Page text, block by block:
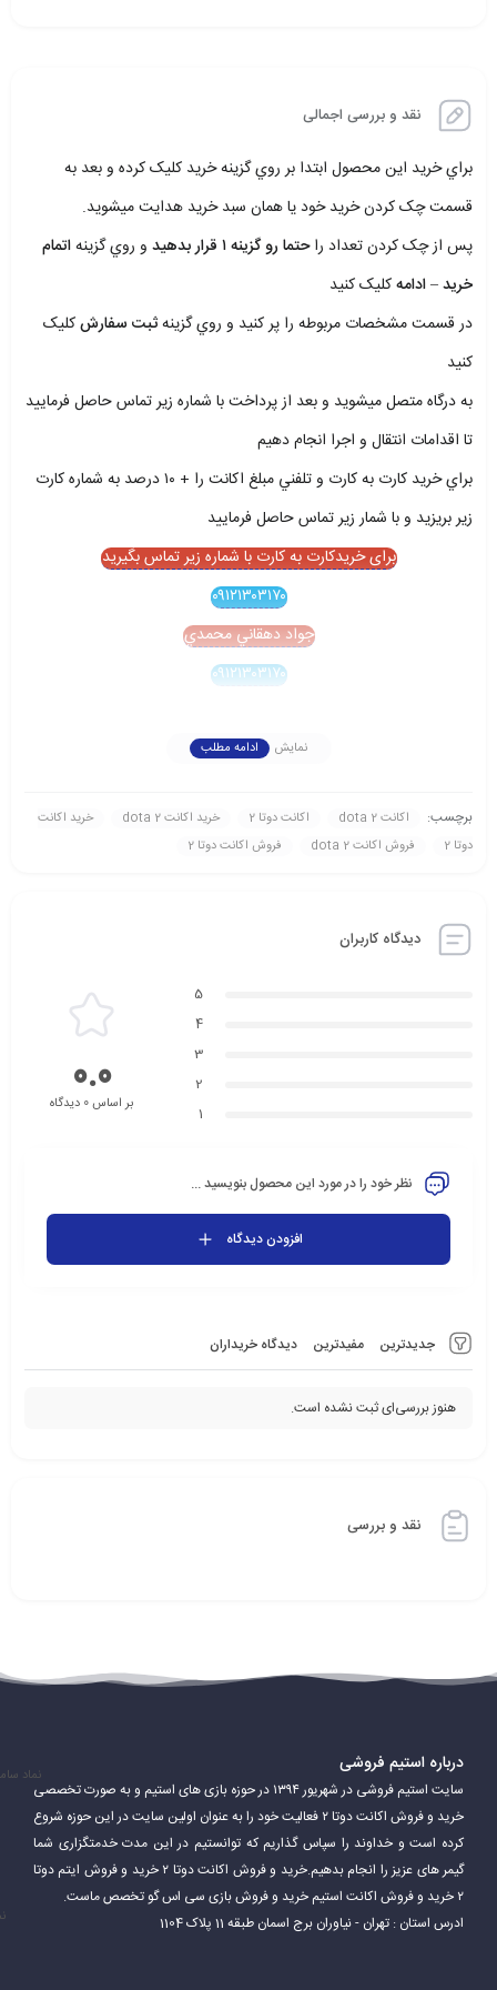
نقد و بررسی اجمالی
براي خريد اين محصول ابتدا بر روي گزينه خريد کليک کرده و بعد به
قسمت چک کردن خريد خود يا همان سبد خريد هدايت ميشويد.
پس از چک کردن تعداد راحتما رو گزينه ۱ قرار بدهيد و روي گزينهاتمام
خريد – ادامهکليک کنيد
در قسمت مشخصات مربوطه را پر کنيد و روي گزينهثبت سفارشکليک
کنيد
به درگاه متصل ميشويد و بعد از پرداخت با شماره زير تماس حاصل فرماييد
تا اقدامات انتقال و اجرا انجام دهيم
براي خريد کارت به کارت و تلفني مبلغ اکانت را + ۱۰ درصد به شماره کارت
زير بريزيد و با شمار زير تماس حاصل فرماييد
برای خریدکارت به کارت با شماره زیر تماس بگیرید
۰۹۱۲۱۳۰۳۱۷۰
جواد دهقاني محمدي
۰۹۱۲۱۳۰۳۱۷۰
نمایش ادامه مطلب
برچسب: اکانت dota 2 اکانت دوتا 2 خريد اکانت dota 2
خريد اکانت
دوتا 2
فروش اکانت dota 2 فروش اکانت دوتا 2
دیدگاه کاربران
جدیدترین مفیدترین دیدگاه خریداران
هنوز بررسی‌ای ثبت نشده است.
5
4
3
2
1
0.0بر اساس 0 دیدگاه
نظر خود را در مورد این محصول بنویسید ...
افزودن دیدگاه
نقد و بررسی
درباره استیم فروشی
سایت استیم فروشی در شهریور ۱۳۹۴ در حوزه بازی های استیم و به صورت تخصصی
خرید و فروش اکانت دوتا ۲ فعالیت خود را به عنوان اولین سایت در این حوزه شروع
کرده است و خداوند را سپاس گذاریم که توانستیم در این مدت خدمتگزاری شما
گیمر های عزیز را انجام بدهیم.خرید و فروش اکانت دوتا ۲ خرید و فروش ایتم دوتا
۲ خرید و فروش اکانت استیم خرید و فروش بازی سی اس گو تخصص ماست.
ادرس استان : تهران - نیاوران برج اسمان طبقه 11 پلاک 1104
نماد